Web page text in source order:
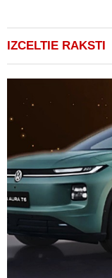
IZCELTIE RAKSTI